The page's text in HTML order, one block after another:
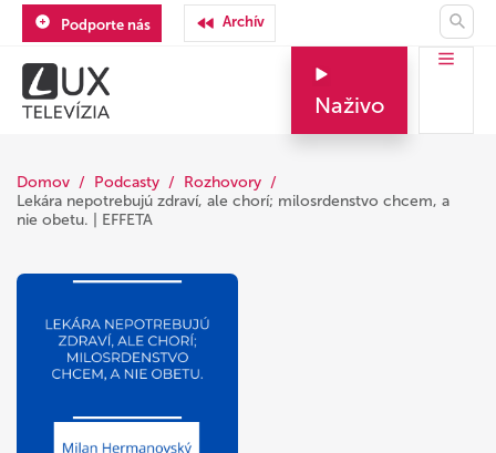
Podporte nás Archív
Naživo
Domov Podcasty
Rozhovory
Lekára nepotrebujú zdraví, ale chorí; milosrdenstvo chcem, a
nie obetu. | EFFETA